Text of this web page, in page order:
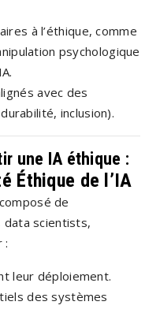
à l’éthique, comme
psychologique
avec des
inclusion).
une IA éthique :
Éthique de l’IA
de
scientists,
:
leur déploiement.
des systèmes